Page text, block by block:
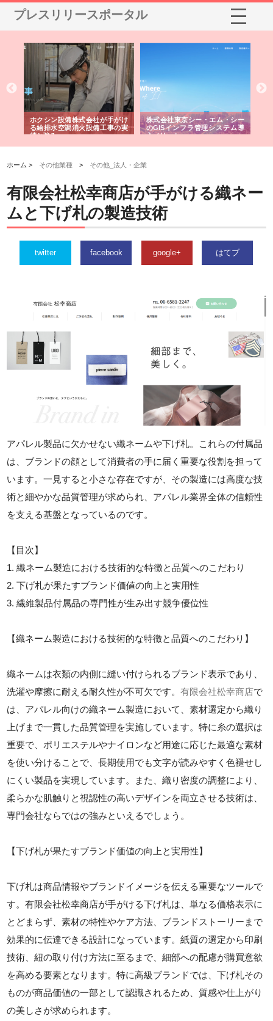
プレスリリースポータル
ホクシン設備株式会社が手がけ
る給排水空調消火設備工事の実
績と強み
株式会社東京シー・エム・シー
のGISインフラ管理システム導
入メリット
ホーム > その他業種 > その他_法人・企業
有限会社松幸商店が手がける織ネー
ムと下げ札の製造技術
twitter facebook google+ はてブ
アパレル製品に欠かせない織ネームや下げ札。これらの付属品
は、ブランドの顔として消費者の手に届く重要な役割を担って
います。一見すると小さな存在ですが、その製造には高度な技
術と細やかな品質管理が求められ、アパレル業界全体の信頼性
を支える基盤となっているのです。
【目次】
1. 織ネーム製造における技術的な特徴と品質へのこだわり
2. 下げ札が果たすブランド価値の向上と実用性
3. 繊維製品付属品の専門性が生み出す競争優位性
【織ネーム製造における技術的な特徴と品質へのこだわり】
織ネームは衣類の内側に縫い付けられるブランド表示であり、
洗濯や摩擦に耐える耐久性が不可欠です。有限会社松幸商店で
は、アパレル向けの織ネーム製造において、素材選定から織り
上げまで一貫した品質管理を実施しています。特に糸の選択は
重要で、ポリエステルやナイロンなど用途に応じた最適な素材
を使い分けることで、長期使用でも文字が読みやすく色褪せし
にくい製品を実現しています。また、織り密度の調整により、
柔らかな肌触りと視認性の高いデザインを両立させる技術は、
専門会社ならではの強みといえるでしょう。
【下げ札が果たすブランド価値の向上と実用性】
下げ札は商品情報やブランドイメージを伝える重要なツールで
す。有限会社松幸商店が手がける下げ札は、単なる価格表示に
とどまらず、素材の特性やケア方法、ブランドストーリーまで
効果的に伝達できる設計になっています。紙質の選定から印刷
技術、紐の取り付け方法に至るまで、細部への配慮が購買意欲
を高める要素となります。特に高級ブランドでは、下げ札その
ものが商品価値の一部として認識されるため、質感や仕上がり
の美しさが求められます。